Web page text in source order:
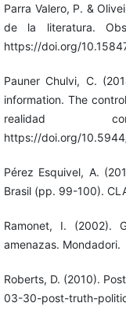
Parra Valero, P. &
de la literatura.
https://doi.org/
Pauner Chulvi, C.
information. The
realidad
https://doi.org/
Pérez Esquivel, A.
Brasil (pp. 99-100).
Ramonet, I. (2002).
amenazas. Mondadori.
Roberts, D. (2010).
03-30-post-truth-